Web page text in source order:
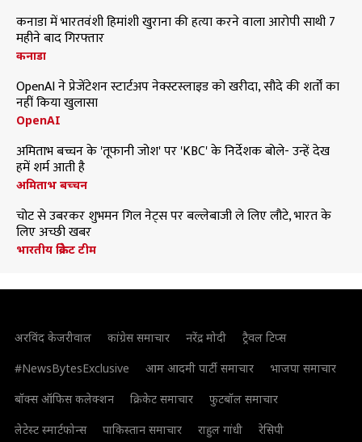
कनाडा में भारतवंशी हिमांशी खुराना की हत्या करने वाला आरोपी साथी 7
महीने बाद गिरफ्तार
कनाडा
OpenAI ने प्रेजेंटेशन स्टार्टअप नेक्स्टस्लाइड को खरीदा, सौदे की शर्तों का
नहीं किया खुलासा
OpenAI
अमिताभ बच्चन के 'तूफानी जोश' पर 'KBC' के निर्देशक बोले- उन्हें देख
हमें शर्म आती है
अमिताभ बच्चन
चोट से उबरकर शुभमन गिल नेट्स पर बल्लेबाजी ले लिए लौटे, भारत के
लिए अच्छी खबर
भारतीय क्रिकेट टीम
अरविंद केजरीवाल कांग्रेस समाचार नरेंद्र मोदी
ट्रैवल टिप्स
#NewsBytesExclusive
आम आदमी पार्टी समाचार
भाजपा समाचार
बॉक्स ऑफिस कलेक्शन
क्रिकेट समाचार
फुटबॉल समाचार
लेटेस्ट स्मार्टफोन्स
पाकिस्तान समाचार राहुल गांधी रेसिपी